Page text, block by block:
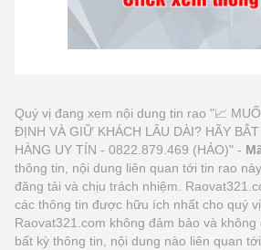
Quý vị đang xem nội dung tin rao "📈
ĐỊNH VÀ GIỮ KHÁCH LÂU DÀI? HÃY
HÀNG UY TÍN - 0822.879.469 (HẢO)" -
thông tin, nội dung liên quan tới tin rao
đăng tải và chịu trách nhiệm.
các thông tin được hữu ích nhất cho quý
Raovat321.com không đảm bảo và không
bất kỳ thông tin, nội dung nào liên quan